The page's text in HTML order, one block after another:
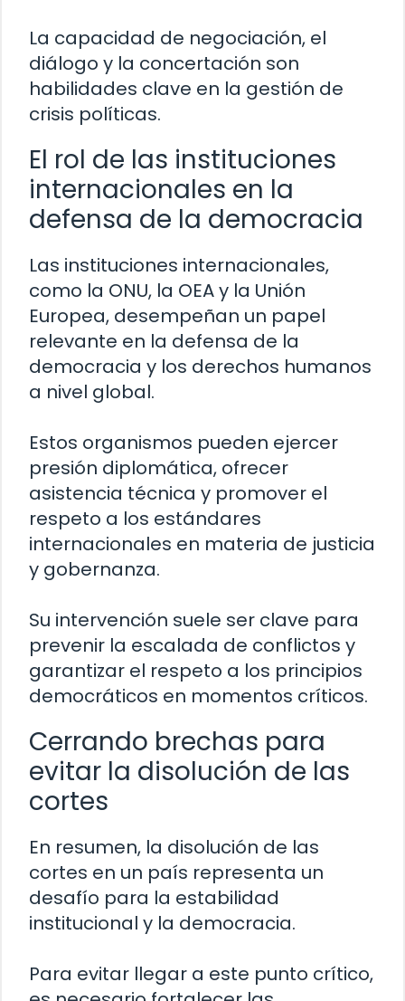
La capacidad de negociación, el
diálogo y la concertación son
habilidades clave en la gestión de
crisis políticas.
El rol de las instituciones
internacionales en la
defensa de la democracia
Las instituciones internacionales,
como la ONU, la OEA y la Unión
Europea, desempeñan un papel
relevante en la defensa de la
democracia y los derechos humanos
a nivel global.
Estos organismos pueden ejercer
presión diplomática, ofrecer
asistencia técnica y promover el
respeto a los estándares
internacionales en materia de justicia
y gobernanza.
Su intervención suele ser clave para
prevenir la escalada de conflictos y
garantizar el respeto a los principios
democráticos en momentos críticos.
Cerrando brechas para
evitar la disolución de las
cortes
En resumen, la disolución de las
cortes en un país representa un
desafío para la estabilidad
institucional y la democracia.
Para evitar llegar a este punto crítico,